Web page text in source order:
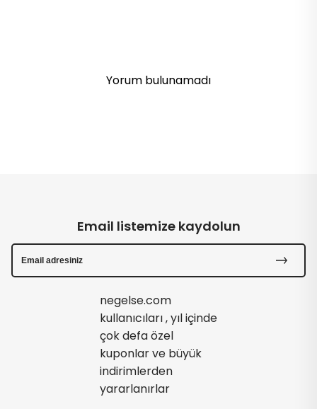
Yorum bulunamadı
Email listemize kaydolun
negelse.com
kullanıcıları , yıl içinde
çok defa özel
kuponlar ve büyük
indirimlerden
yararlanırlar